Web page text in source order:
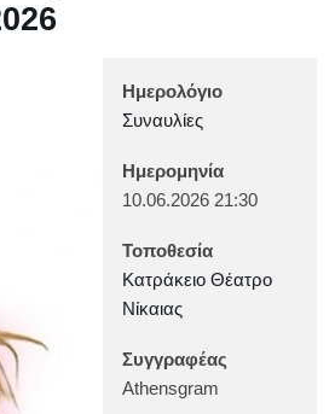
Ημερολόγιο
Συναυλίες
Ημερομηνία
10.06.2026 21:30
Τοποθεσία
Κατράκειο Θέατρο
Νίκαιας
Συγγραφέας
Athensgram